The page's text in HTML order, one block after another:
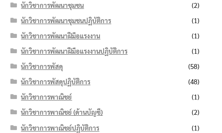
นักวิชาการพัฒนาชุมชน
(2)
นักวิชาการพัฒนาชุมชนปฏิบัติการ
(1)
นักวิชาการพัฒนาฝีมือแรงงาน
(1)
นักวิชาการพัฒนาฝีมือแรงงานปฏิบัติการ
(1)
นักวิชาการพัสดุ
(58)
นักวิชาการพัสดุปฏิบัติการ
(48)
นักวิชาการพาณิชย์
(1)
นักวิชาการพาณิชย์ (ด้านบัญชี)
(2)
นักวิชาการพาณิชย์ปฏิบัติการ
(1)